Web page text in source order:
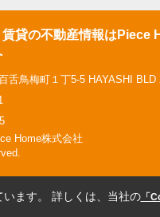
貸の不動産情報はPiece
舌鳥梅町１丁5-5 HAYASHI BLD
Home株式会社
ます。 詳しくは、当社の「